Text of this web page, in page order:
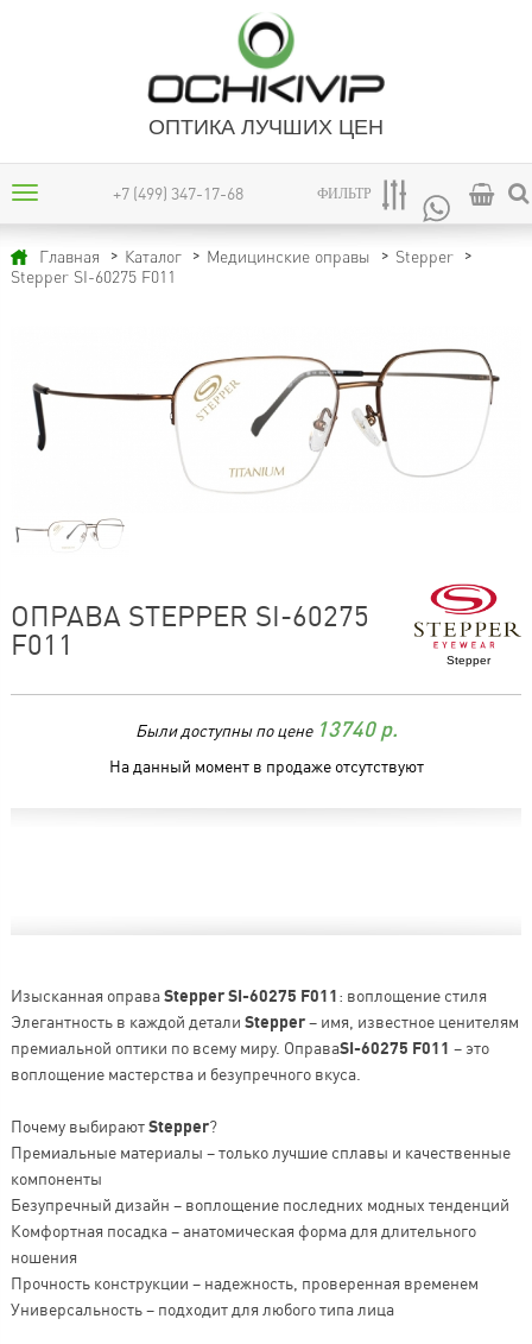
ОПТИКА ЛУЧШИХ ЦЕН
+7 (499) 347-17-68 ФИЛЬТР
Главная Каталог Медицинские оправы
Stepper
Stepper SI-60275 F011
Stepper
ОПРАВА STEPPER SI-60275
F011
Были доступны по цене 13740р.
На данный момент в продаже отсутствуют
Изысканная оправаStepper SI-60275 F011: воплощение стиля
Элегантность в каждой детали Stepper– имя, известное ценителям
премиальной оптики по всему миру. ОправаSI-60275 F011 – это
воплощение мастерства и безупречного вкуса.
Почему выбираютStepper?
Премиальные материалы – только лучшие сплавы и качественные
компоненты
Безупречный дизайн – воплощение последних модных тенденций
Комфортная посадка – анатомическая форма для длительного
ношения
Прочность конструкции – надежность, проверенная временем
Универсальность – подходит для любого типа лица